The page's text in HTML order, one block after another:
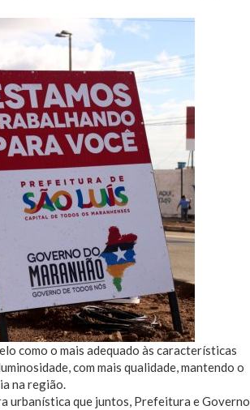
como o mais adequado às características
com mais qualidade, mantendo o
na região.
urbanística que juntos, Prefeitura e Governo